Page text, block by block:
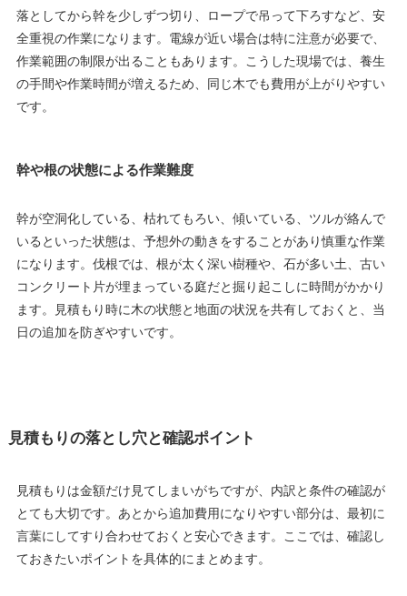
落としてから幹を少しずつ切り、ロープで吊って下ろすなど、安
全重視の作業になります。電線が近い場合は特に注意が必要で、
作業範囲の制限が出ることもあります。こうした現場では、養生
の手間や作業時間が増えるため、同じ木でも費用が上がりやすい
です。
幹や根の状態による作業難度
幹が空洞化している、枯れてもろい、傾いている、ツルが絡んで
いるといった状態は、予想外の動きをすることがあり慎重な作業
になります。伐根では、根が太く深い樹種や、石が多い土、古い
コンクリート片が埋まっている庭だと掘り起こしに時間がかかり
ます。見積もり時に木の状態と地面の状況を共有しておくと、当
日の追加を防ぎやすいです。
見積もりの落とし穴と確認ポイント
見積もりは金額だけ見てしまいがちですが、内訳と条件の確認が
とても大切です。あとから追加費用になりやすい部分は、最初に
言葉にしてすり合わせておくと安心できます。ここでは、確認し
ておきたいポイントを具体的にまとめます。